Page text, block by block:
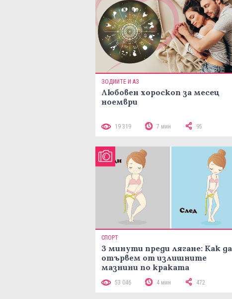
ЗОДИИТЕ И АЗ
Любовен хороскоп за месец
ноември
19 319 7 мин 95
СПОРТ
3 минути преди лягане: Как
отървем от излишните
мазнини по краката
53 046 4 мин 472